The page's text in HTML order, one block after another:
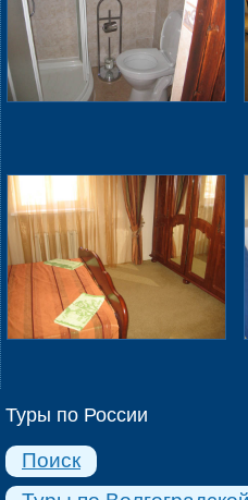
Туры по России
Поиск